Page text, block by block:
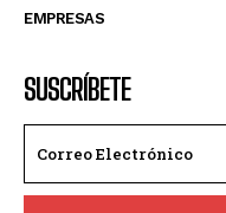
EMPRESAS
SUSCRÍBETE